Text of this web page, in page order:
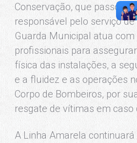
Conservação, que passou a
responsável pelo serviço
Guarda Municipal atua com
profissionais para
física das instalações, a
e a fluidez e as operações
Corpo de Bombeiros, por
resgate de vítimas em caso
A Linha Amarela continuará